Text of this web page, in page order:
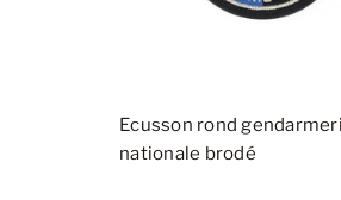
Ecusson rond
nationale brodé